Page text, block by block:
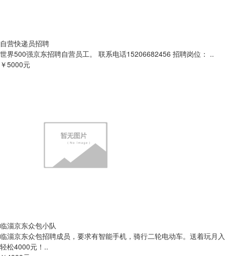
自营快递员招聘
世界500强京东招聘自营员工。 联系电话15206682456 招聘岗位： ..
￥5000元
临淄京东众包小队
临淄京东众包招聘成员，要求有智能手机，骑行二轮电动车。送着玩月入
轻松4000元！..